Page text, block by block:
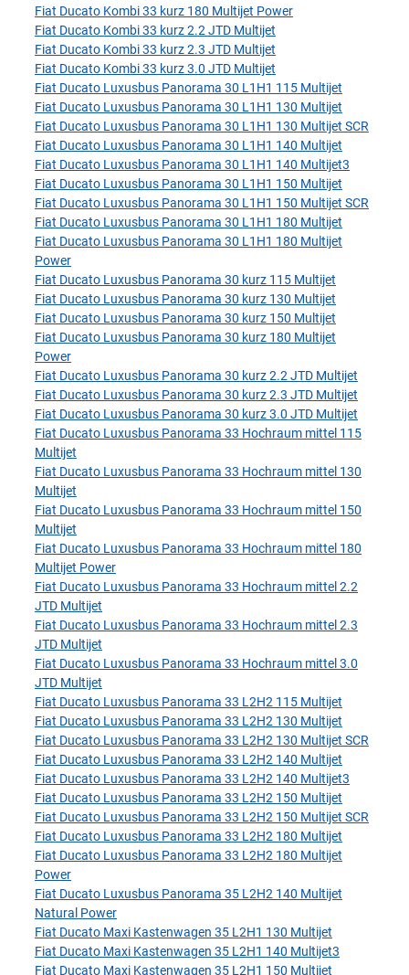
Fiat Ducato Kombi 33 kurz 180 Multijet Power
Fiat Ducato Kombi 33 kurz 2.2 JTD Multijet
Fiat Ducato Kombi 33 kurz 2.3 JTD Multijet
Fiat Ducato Kombi 33 kurz 3.0 JTD Multijet
Fiat Ducato Luxusbus Panorama 30 L1H1 115 Multijet
Fiat Ducato Luxusbus Panorama 30 L1H1 130 Multijet
Fiat Ducato Luxusbus Panorama 30 L1H1 130 Multijet SCR
Fiat Ducato Luxusbus Panorama 30 L1H1 140 Multijet
Fiat Ducato Luxusbus Panorama 30 L1H1 140 Multijet3
Fiat Ducato Luxusbus Panorama 30 L1H1 150 Multijet
Fiat Ducato Luxusbus Panorama 30 L1H1 150 Multijet SCR
Fiat Ducato Luxusbus Panorama 30 L1H1 180 Multijet
Fiat Ducato Luxusbus Panorama 30 L1H1 180 Multijet
Power
Fiat Ducato Luxusbus Panorama 30 kurz 115 Multijet
Fiat Ducato Luxusbus Panorama 30 kurz 130 Multijet
Fiat Ducato Luxusbus Panorama 30 kurz 150 Multijet
Fiat Ducato Luxusbus Panorama 30 kurz 180 Multijet
Power
Fiat Ducato Luxusbus Panorama 30 kurz 2.2 JTD Multijet
Fiat Ducato Luxusbus Panorama 30 kurz 2.3 JTD Multijet
Fiat Ducato Luxusbus Panorama 30 kurz 3.0 JTD Multijet
Fiat Ducato Luxusbus Panorama 33 Hochraum mittel 115
Multijet
Fiat Ducato Luxusbus Panorama 33 Hochraum mittel 130
Multijet
Fiat Ducato Luxusbus Panorama 33 Hochraum mittel 150
Multijet
Fiat Ducato Luxusbus Panorama 33 Hochraum mittel 180
Multijet Power
Fiat Ducato Luxusbus Panorama 33 Hochraum mittel 2.2
JTD Multijet
Fiat Ducato Luxusbus Panorama 33 Hochraum mittel 2.3
JTD Multijet
Fiat Ducato Luxusbus Panorama 33 Hochraum mittel 3.0
JTD Multijet
Fiat Ducato Luxusbus Panorama 33 L2H2 115 Multijet
Fiat Ducato Luxusbus Panorama 33 L2H2 130 Multijet
Fiat Ducato Luxusbus Panorama 33 L2H2 130 Multijet SCR
Fiat Ducato Luxusbus Panorama 33 L2H2 140 Multijet
Fiat Ducato Luxusbus Panorama 33 L2H2 140 Multijet3
Fiat Ducato Luxusbus Panorama 33 L2H2 150 Multijet
Fiat Ducato Luxusbus Panorama 33 L2H2 150 Multijet SCR
Fiat Ducato Luxusbus Panorama 33 L2H2 180 Multijet
Fiat Ducato Luxusbus Panorama 33 L2H2 180 Multijet
Power
Fiat Ducato Luxusbus Panorama 35 L2H2 140 Multijet
Natural Power
Fiat Ducato Maxi Kastenwagen 35 L2H1 130 Multijet
Fiat Ducato Maxi Kastenwagen 35 L2H1 140 Multijet3
Fiat Ducato Maxi Kastenwagen 35 L2H1 150 Multijet